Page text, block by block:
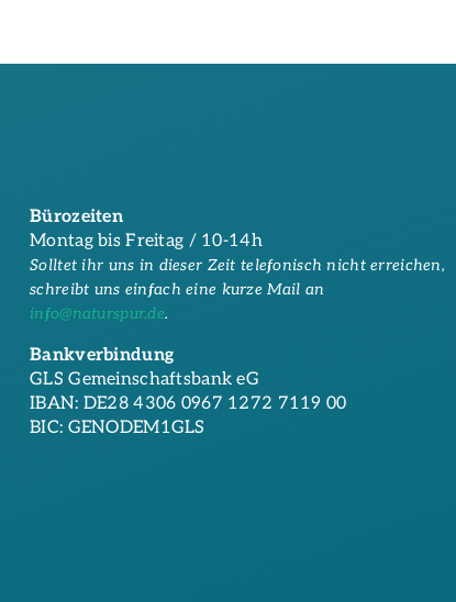
Bürozeiten
Montag bis Freitag / 10-14h
Solltet ihr uns in dieser Zeit telefonisch nicht erreichen,
schreibt uns einfach eine kurze Mail an
info@naturspur.de.
Bankverbindung
GLS Gemeinschaftsbank eG
IBAN: DE28 4306 0967 1272 7119 00
BIC: GENODEM1GLS